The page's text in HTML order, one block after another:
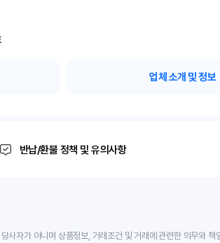
업체 소개 및 정보
반납/환불 정책 및 유의사항
사자가 아니며 상품정보, 거래조건 및 거래에 관련한 의무와 책